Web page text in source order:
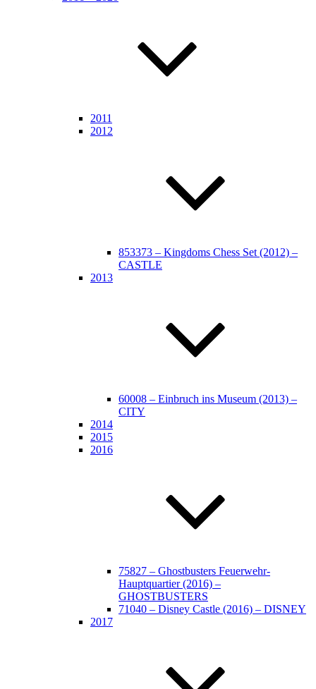
2011
2012
853373 – Kingdoms Chess Set (2012) –
CASTLE
2013
60008 – Einbruch ins Museum (2013) –
CITY
2014
2015
2016
75827 – Ghostbusters Feuerwehr-
Hauptquartier (2016) –
GHOSTBUSTERS
71040 – Disney Castle (2016) – DISNEY
2017